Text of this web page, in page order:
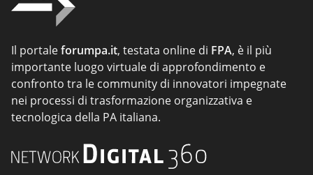
Il portaleforumpa.it, testata online di FPA, è il più
importante luogo virtuale di approfondimento e
confronto tra le community di innovatori impegnate
nei processi di trasformazione organizzativa e
tecnologica della PA italiana.